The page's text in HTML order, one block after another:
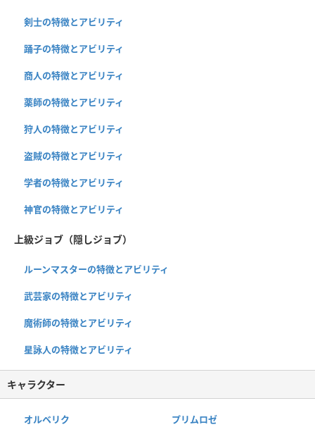
剣士の特徴とアビリティ
踊子の特徴とアビリティ
商人の特徴とアビリティ
薬師の特徴とアビリティ
狩人の特徴とアビリティ
盗賊の特徴とアビリティ
学者の特徴とアビリティ
神官の特徴とアビリティ
上級ジョブ（隠しジョブ）
ルーンマスターの特徴とアビリティ
武芸家の特徴とアビリティ
魔術師の特徴とアビリティ
星詠人の特徴とアビリティ
キャラクター
オルベリク プリムロゼ